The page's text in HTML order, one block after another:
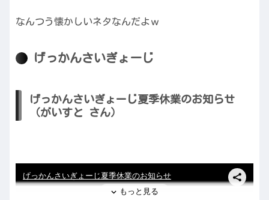
なんつう懐かしいネタなんだよｗ
げっかんさいぎょーじ
げっかんさいぎょーじ夏季休業のお知らせ
（がいすと さん）